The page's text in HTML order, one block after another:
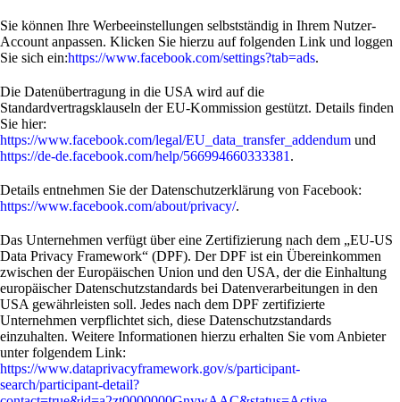
Sie können Ihre Werbeeinstellungen selbstständig in Ihrem Nutzer-
Account anpassen. Klicken Sie hierzu auf folgenden Link und loggen
Sie sich ein:https://www.facebook.com/settings?tab=ads.
Die Datenübertragung in die USA wird auf die
Standardvertragsklauseln der EU-Kommission gestützt. Details finden
Sie hier:
https://www.facebook.com/legal/EU_data_transfer_addendum und
https://de-de.facebook.com/help/566994660333381 .
Details entnehmen Sie der Datenschutzerklärung von Facebook:
https://www.facebook.com/about/privacy/.
Das Unternehmen verfügt über eine Zertifizierung nach dem „EU-US
Data Privacy Framework“ (DPF). Der DPF ist ein Übereinkommen
zwischen der Europäischen Union und den USA, der die Einhaltung
europäischer Datenschutzstandards bei Datenverarbeitungen in den
USA gewährleisten soll. Jedes nach dem DPF zertifizierte
Unternehmen verpflichtet sich, diese Datenschutzstandards
einzuhalten. Weitere Informationen hierzu erhalten Sie vom Anbieter
unter folgendem Link:
https://www.dataprivacyframework.gov/s/participant-
search/participant-detail?